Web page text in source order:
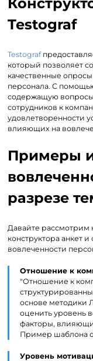
Testograf
Testograf
который позволяет
качественные
персонала. С
содержащую
сотрудников к
удовлетворенности
влияющих на
Примеры
разрезе
Давайте рассмотрим
конструктора анкет
вовлеченности
Отношение к
"Отношение к
основе методики
оценить уровень
факторы,
Пример шаблона
Уровень